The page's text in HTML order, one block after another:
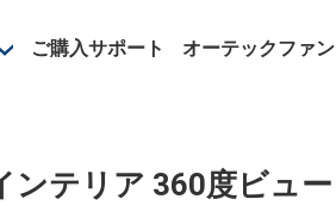
ご購入サポート オーテックファン
ンテリア 360度ビュー